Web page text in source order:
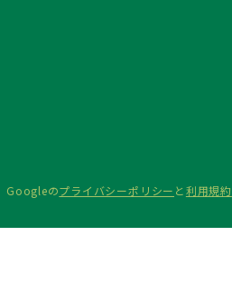
Googleのプライバシーポリシー と利用規約